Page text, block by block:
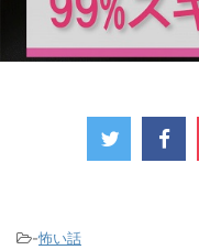
-怖い話